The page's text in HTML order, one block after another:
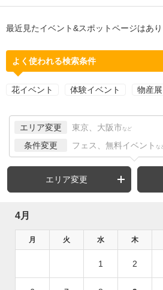
最近見たイベント&スポットページはあり
よく使われる検索条件
花イベント 体験イベント 物産
エリア変更 東京、大阪市 など
条件変更 フェス、無料イベント な
エリア変更
4月
月 火 水 木
1 2